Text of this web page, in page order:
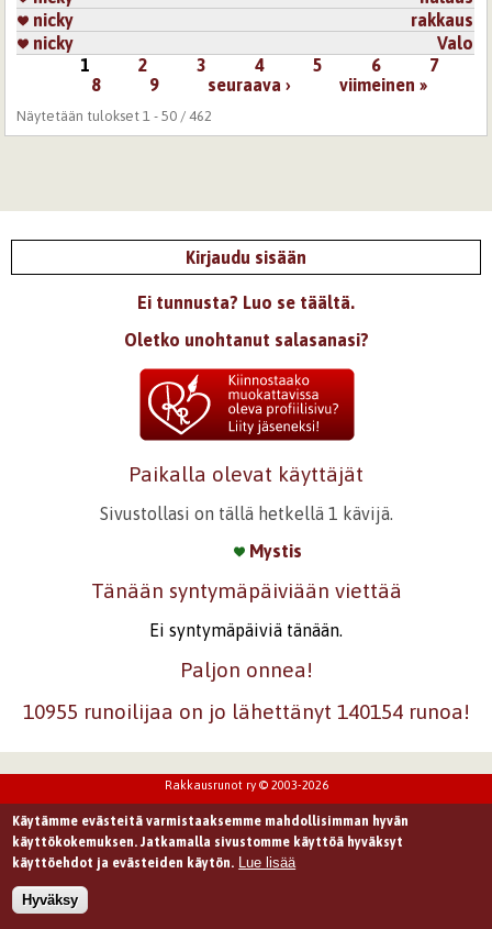
nicky
rakkaus
nicky
Valo
1 2 3 4 5 6
7
8
9 seuraava › viimeinen »
Näytetään tulokset 1 - 50 / 462
Kirjaudu sisään
Ei tunnusta? Luo se täältä.
Oletko unohtanut salasanasi?
Paikalla olevat käyttäjät
Sivustollasi on tällä hetkellä 1 kävijä.
Mystis
Tänään syntymäpäiviään viettää
Ei syntymäpäiviä tänään.
Paljon onnea!
10955 runoilijaa on jo lähettänyt 140154 runoa!
Rakkausrunot ry © 2003-2026
Käytämme evästeitä varmistaaksemme mahdollisimman hyvän
käyttökokemuksen. Jatkamalla sivustomme käyttöä hyväksyt
käyttöehdot ja evästeiden käytön. Lue lisää
Hyväksy